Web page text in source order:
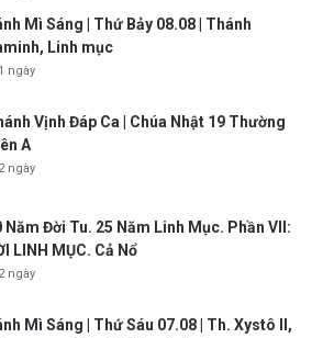
Mì Sáng | Thứ Bảy 08.08 | Thánh
Linh mục
1 ngày
Vịnh Đáp Ca | Chúa Nhật 19 Thường
A
2 ngày
Năm Đời Tu. 25 Năm Linh Mục. Phần VII:
LINH MỤC. Cả Nổ
2 ngày
Mì Sáng | Thứ Sáu 07.08 | Th. Xystô II,